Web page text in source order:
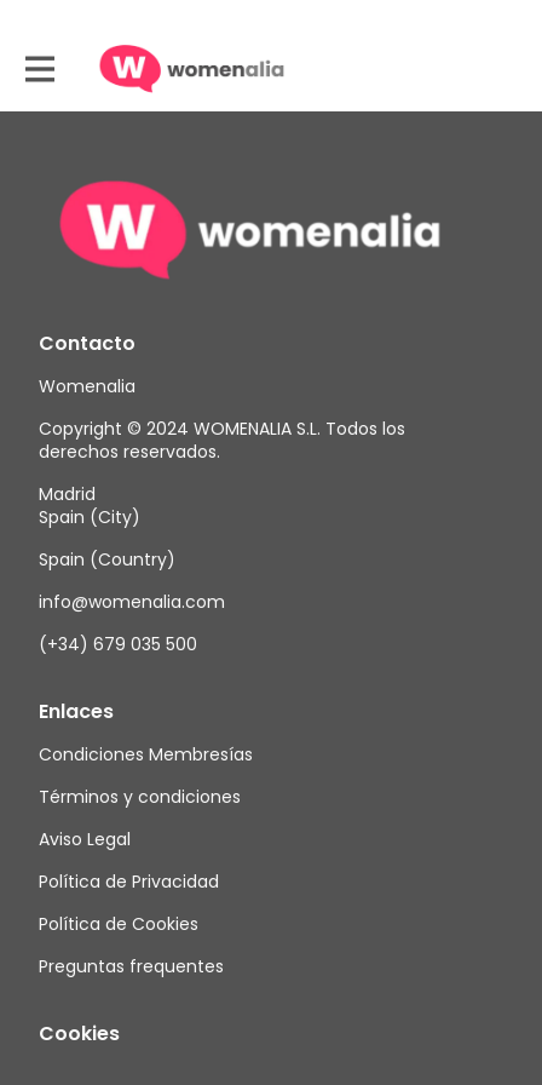
Contacto
Womenalia
Copyright © 2024 WOMENALIA S.L. Todos los
derechos reservados.
Madrid
Spain (City)
Spain (Country)
info@womenalia.com
(+34) 679 035 500
Enlaces
Condiciones Membresías
Términos y condiciones
Aviso Legal
Política de Privacidad
Política de Cookies
Preguntas frequentes
Cookies